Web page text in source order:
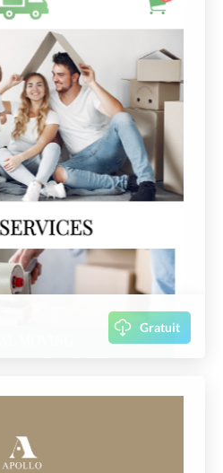
Gratuit